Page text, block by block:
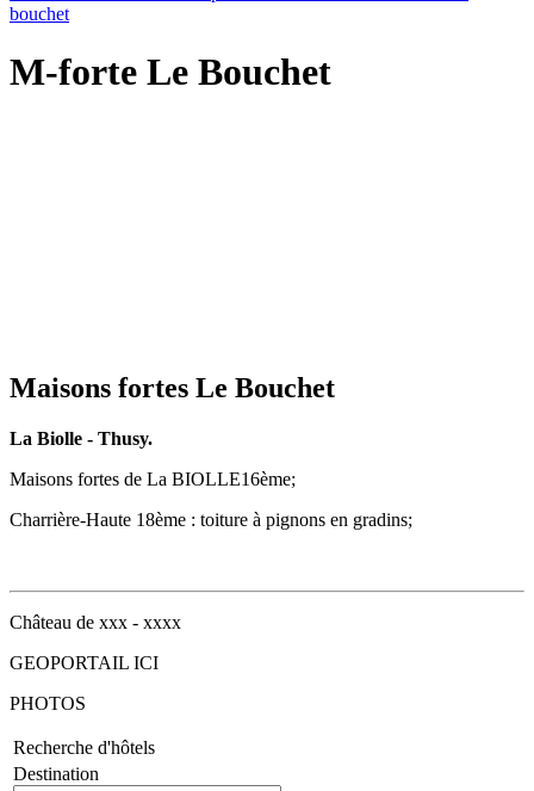
bouchet
M-forte Le Bouchet
Maisons fortes Le Bouchet
La Biolle - Thusy.
Maisons fortes de La BIOLLE16ème;
Charrière-Haute 18ème : toiture à pignons en gradins;
Château de xxx - xxxx
GEOPORTAIL ICI
PHOTOS
Recherche d'hôtels
Destination